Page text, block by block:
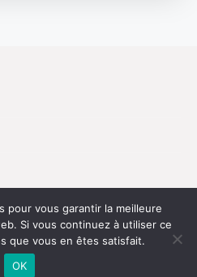
pour vous garantir la meilleure
Si vous continuez à utiliser ce
que vous en êtes satisfait.
OK